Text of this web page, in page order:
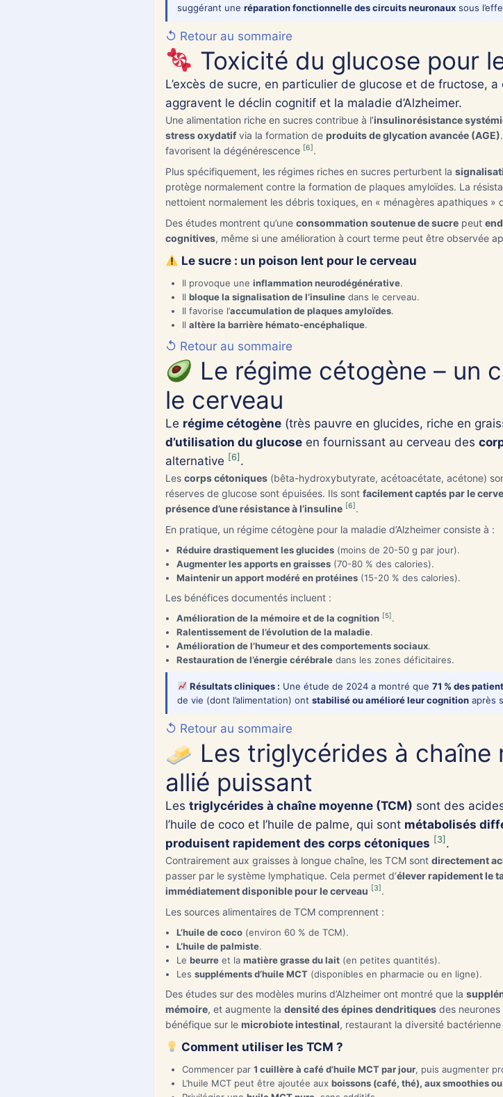
Téléphone
Qui est sur Whatsapp
+33
NP
Prénom Nom
Date de naissance
De la personne Malade
MM
slash
JJ
AAAA
Donnees securisees · Tiers payant 7,50
suggérant une réparation fonctionnelle des circuits neuronaux sous
↺ Retour au sommaire
Toxicité du glucose pour
L’excès de sucre, en particulier de glucose et de fructose, a
aggravent le déclin cognitif et la maladie d’Alzheimer.
Une alimentation riche en sucres contribue à l’insulinorésistance
stress oxydatif via la formation de produits de glycation avancée (AGE)
favorisent la dégénérescence [6] .
Plus spécifiquement, les régimes riches en sucres perturbent la
protège normalement contre la formation de plaques amyloïdes. La
nettoient normalement les débris toxiques, en « ménagères apathiques »
Des études montrent qu’une consommation soutenue de sucre peut
cognitives, même si une amélioration à court terme peut être observée
Le sucre : un poison lent pour le cerveau
Il provoque une inflammation neurodégénérative.
Il bloque la signalisation de l’insuline dans le cerveau.
Il favorise l’accumulation de plaques amyloïdes.
Il altère la barrière hémato-encéphalique.
↺ Retour au sommaire
Le régime cétogène – un
le cerveau
Le régime cétogène (très pauvre en glucides, riche en
d’utilisation du glucose en fournissant au cerveau des
alternative [6] .
Les corps cétoniques (bêta-hydroxybutyrate, acétoacétate, acétone)
réserves de glucose sont épuisées. Ils sont facilement captés par le
présence d’une résistance à l’insuline [6] .
En pratique, un régime cétogène pour la maladie d’Alzheimer consiste à :
Réduire drastiquement les glucides (moins de 20-50 g par jour).
Augmenter les apports en graisses (70-80 % des calories).
Maintenir un apport modéré en protéines (15-20 % des calories).
Les bénéfices documentés incluent :
Amélioration de la mémoire et de la cognition [5] .
Ralentissement de l’évolution de la maladie.
Amélioration de l’humeur et des comportements sociaux.
Restauration de l’énergie cérébrale dans les zones déficitaires.
Résultats cliniques : Une étude de 2024 a montré que 71 % des
de vie (dont l’alimentation) ont stabilisé ou amélioré leur cognition après
↺ Retour au sommaire
Les triglycérides à chaîne
allié puissant
Les triglycérides à chaîne moyenne (TCM) sont des
l’huile de coco et l’huile de palme, qui sont métabolisés
produisent rapidement des corps cétoniques [3] .
Contrairement aux graisses à longue chaîne, les TCM sont directement
passer par le système lymphatique. Cela permet d’élever rapidement le
immédiatement disponible pour le cerveau [3] .
Les sources alimentaires de TCM comprennent :
L’huile de coco (environ 60 % de TCM).
L’huile de palmiste.
Le beurre et la matière grasse du lait (en petites quantités).
Les suppléments d’huile MCT (disponibles en pharmacie ou en ligne).
Des études sur des modèles murins d’Alzheimer ont montré que la
mémoire, et augmente la densité des épines dendritiques des
bénéfique sur le microbiote intestinal, restaurant la diversité
Comment utiliser les TCM ?
Commencer par 1 cuillère à café d’huile MCT par jour, puis augmenter
L’huile MCT peut être ajoutée aux boissons (café, thé), aux smoothies